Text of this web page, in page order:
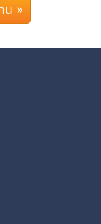
»